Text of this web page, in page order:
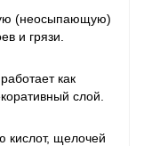
(неосыпающую)
и грязи.
как
слой.
кислот, щелочей